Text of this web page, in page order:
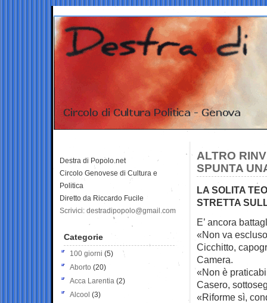
ALTRO
SPUNTA
LA SOLITA
STRETTA
E’ ancora
«Non va
Cicchitto,
Camera.
«Non è
Casero,
«Riforme sì,
Destra di Popolo.net
Circolo Genovese di Cultura e
Politica
Diretto da Riccardo Fucile
Scrivici: destradipopolo@gmail.com
Categorie
100 giorni (5)
Aborto (20)
Acca Larentia (2)
Alcool (3)